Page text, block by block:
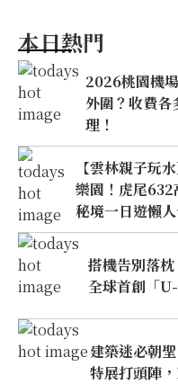
本日熱門
2026桃園機
外圍？收費各
理！
【雲林親子玩
樂園！虎尾
秘境一日遊懶
搭機告別落
全球首創「
建築迷必朝
特展打頭陣